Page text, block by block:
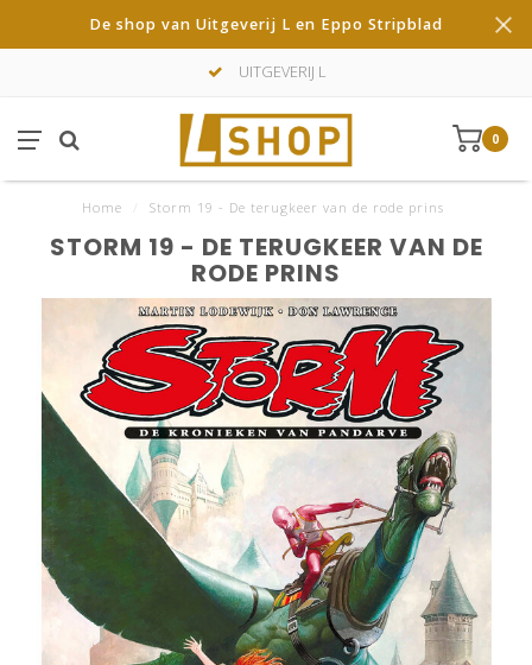
De shop van Uitgeverij L en Eppo Stripblad
UITGEVERIJ L
0
Home Storm 19 - De terugkeer van de rode prins
STORM 19 - DE TERUGKEER VAN DE
RODE PRINS